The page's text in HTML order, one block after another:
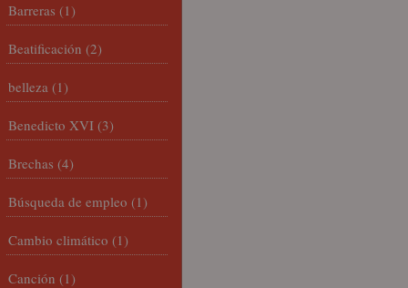
Barreras (1)
Beatificación (2)
belleza (1)
Benedicto XVI (3)
Brechas (4)
Búsqueda de empleo (1)
Cambio climático (1)
Canción (1)